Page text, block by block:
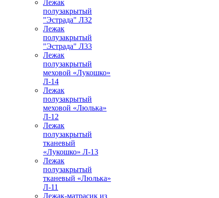
Лежак
полузакрытый
"Эстрада" Л32
Лежак
полузакрытый
"Эстрада" Л33
Лежак
полузакрытый
меховой «Лукошко»
Л-14
Лежак
полузакрытый
меховой «Люлька»
Л-12
Лежак
полузакрытый
тканевый
«Лукошко» Л-13
Лежак
полузакрытый
тканевый «Люлька»
Л-11
Лежак-матрасик из